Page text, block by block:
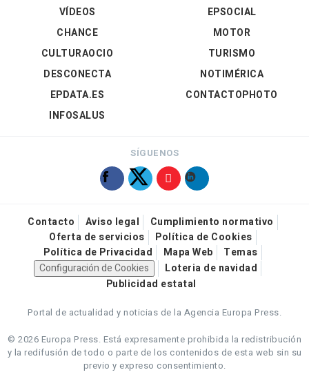
VÍDEOS
EPSOCIAL
CHANCE
CULTURAOCIO
DESCONECTA
EPDATA.ES
INFOSALUS
MOTOR
TURISMO
NOTIMÉRICA
CONTACTOPHOTO
SÍGUENOS
Contacto Aviso legal
Cumplimiento normativo
Oferta de servicios
Política de Cookies
Política de Privacidad
Mapa Web
Temas
Configuración de Cookies
Loteria de navidad
Publicidad estatal
Portal de actualidad y noticias de la Agencia Europa Press.
© 2026 Europa Press. Está expresamente prohibida la redistribución
y la redifusión de todo o parte de los contenidos de esta web sin su
previo y expreso consentimiento.